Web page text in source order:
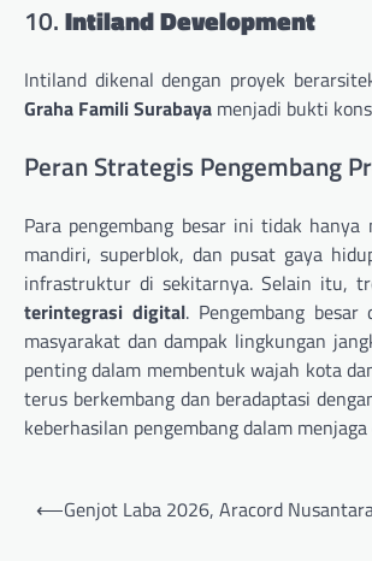
10.Intiland Development
Intiland dikenal dengan proyek
Graha Famili Surabaya menjadi bukti
Peran Strategis Pengembang
Para pengembang besar ini tidak
mandiri, superblok, dan pusat gaya
infrastruktur di sekitarnya. Selain itu,
terintegrasi digital. Pengembang
masyarakat dan dampak lingkungan
penting dalam membentuk wajah kota
terus berkembang dan beradaptasi
keberhasilan pengembang dalam
Navigasi
⟵Genjot Laba 2026, Aracord